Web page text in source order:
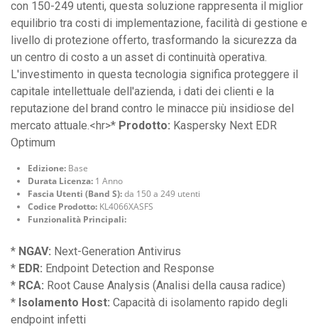
con 150-249 utenti, questa soluzione rappresenta il miglior
equilibrio tra costi di implementazione, facilità di gestione e
livello di protezione offerto, trasformando la sicurezza da
un centro di costo a un asset di continuità operativa.
L'investimento in questa tecnologia significa proteggere il
capitale intellettuale dell'azienda, i dati dei clienti e la
reputazione del brand contro le minacce più insidiose del
mercato attuale.<hr>* Prodotto: Kaspersky Next EDR
Optimum
Edizione: Base
Durata Licenza: 1 Anno
Fascia Utenti (Band S):da 150 a 249 utenti
Codice Prodotto: KL4066XASFS
Funzionalità Principali:
* NGAV: Next-Generation Antivirus
* EDR: Endpoint Detection and Response
* RCA: Root Cause Analysis (Analisi della causa radice)
* Isolamento Host: Capacità di isolamento rapido degli
endpoint infetti